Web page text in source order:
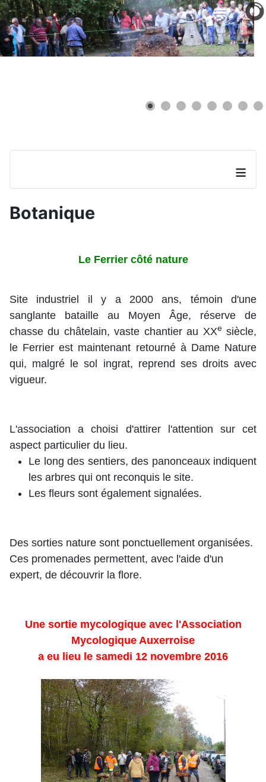
≡
Botanique
Le Ferrier côté nature
Site industriel il y a 2000 ans, témoin d'une
sanglante bataille au Moyen Âge, réserve de
chasse du châtelain, vaste chantier au XXesiècle,
le Ferrier est maintenant retourné à Dame Nature
qui, malgré le sol ingrat, reprend ses droits avec
vigueur.
L'association a choisi d'attirer l'attention sur cet
aspect particulier du lieu.
Le long des sentiers, des panonceaux indiquent
les arbres qui ont reconquis le site.
Les fleurs sont également signalées.
Des sorties nature sont ponctuellement organisées.
Ces promenades permettent, avec l'aide d'un
expert, de découvrir la flore.
Une sortie mycologique avec l'Association
Mycologique Auxerroise
a eu lieu le samedi 12 novembre 2016